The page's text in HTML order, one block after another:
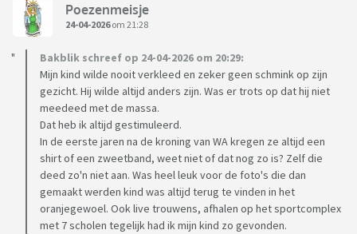
Poezenmeisje
24-04-2026om 21:28
Bakblik schreef op 24-04-2026 om 20:29:
Mijn kind wilde nooit verkleed en zeker geen schmink op zijn
gezicht. Hij wilde altijd anders zijn. Was er trots op dat hij niet
meedeed met de massa.
Dat heb ik altijd gestimuleerd.
In de eerste jaren na de kroning van WA kregen ze altijd een
shirt of een zweetband, weet niet of dat nog zo is? Zelf die
deed zo'n niet aan. Was heel leuk voor de foto's die dan
gemaakt werden kind was altijd terug te vinden in het
oranjegewoel. Ook live trouwens, afhalen op het sportcomplex
met 7 scholen tegelijk had ik mijn kind zo gevonden.